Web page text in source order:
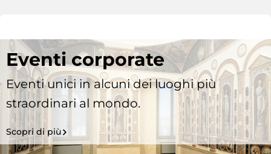
Eventi corporate
Eventi unici in alcuni dei luoghi più
straordinari al mondo.
Scopri di più